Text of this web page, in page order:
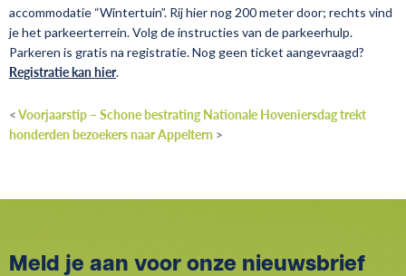
accommodatie “Wintertuin”. Rij hier nog 200 meter door; rechts vind
je het parkeerterrein. Volg de instructies van de parkeerhulp.
Parkeren is gratis na registratie. Nog geen ticket aangevraagd?
Registratie kan hier.
<Voorjaarstip – Schone bestrating Nationale Hoveniersdag trekt
honderden bezoekers naar Appeltern >
Meld je aan voor onze nieuwsbrief